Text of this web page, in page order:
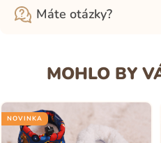
Máte otázky?
MOHLO BY
NOVINKA